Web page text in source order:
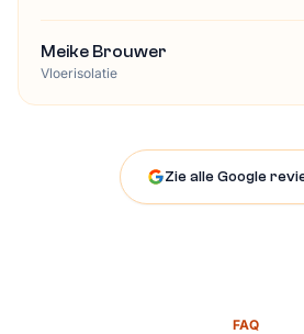
Meike Brouwer
Vloerisolatie
Zie alle Google
FAQ